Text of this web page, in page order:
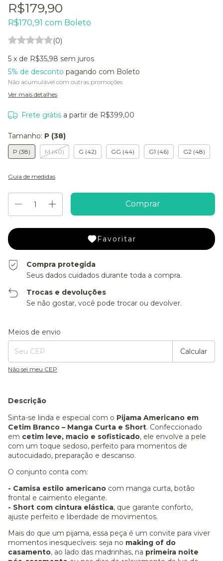
R$179,90
R$170,91 com Boleto
(0)
5 x de R$35,98 sem juros
5% de desconto pagando com Boleto
Não acumulável com outras promoções
Ver mais detalhes
Frete grátis a partir de R$399,00
Tamanho: P (38)
P (38) M (40) G (42) GG (44) G1 (46) G2 (48)
Guia de medidas
Favoritar
Compra protegida
Seus dados cuidados durante toda a compra.
Trocas e devoluções
Se não gostar, você pode trocar ou devolver.
Entregas para o CEP:
Meios de envio
Calcular
Não sei meu CEP
Descrição
Sinta-se linda e especial com o Pijama Americano em
Cetim Branco – Manga Curta e Short. Confeccionado
em cetim leve, macio e sofisticado, ele envolve a pele
com um toque sedoso, perfeito para momentos de
autocuidado, preparação e descanso.
O conjunto conta com:
- Camisa estilo americano com manga curta, botão
frontal e caimento elegante.
- Short com cintura elástica, que garante conforto,
ajuste perfeito e liberdade de movimentos.
Mais do que um pijama, essa peça é um convite para viver
momentos inesquecíveis: seja no making of do
casamento, ao lado das madrinhas, na primeira noite